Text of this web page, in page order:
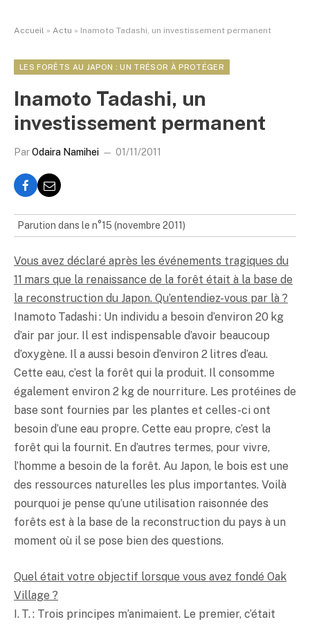
Accueil » Actu » Inamoto Tadashi, un investissement permanent
LES FORÊTS AU JAPON : UN TRÉSOR À PROTÉGER
Inamoto Tadashi, un
investissement permanent
ParOdaira Namihei 01/11/2011
Parution dans le n°15 (novembre 2011)
Vous avez déclaré après les événements tragiques du
11 mars que la renaissance de la forêt était à la base de
la reconstruction du Japon. Qu’entendiez-vous par là ?
Inamoto Tadashi : Un individu a besoin d’environ 20 kg
d’air par jour. Il est indispensable d’avoir beaucoup
d’oxygène. Il a aussi besoin d’environ 2 litres d’eau.
Cette eau, c’est la forêt qui la produit. Il consomme
également environ 2 kg de nourriture. Les protéines de
base sont fournies par les plantes et celles-ci ont
besoin d’une eau propre. Cette eau propre, c’est la
forêt qui la fournit. En d’autres termes, pour vivre,
l’homme a besoin de la forêt. Au Japon, le bois est une
des ressources naturelles les plus importantes. Voilà
pourquoi je pense qu’une utilisation raisonnée des
forêts est à la base de la reconstruction du pays à un
moment où il se pose bien des questions.
Quel était votre objectif lorsque vous avez fondé Oak
Village ?
I. T. : Trois principes m’animaient. Le premier, c’était